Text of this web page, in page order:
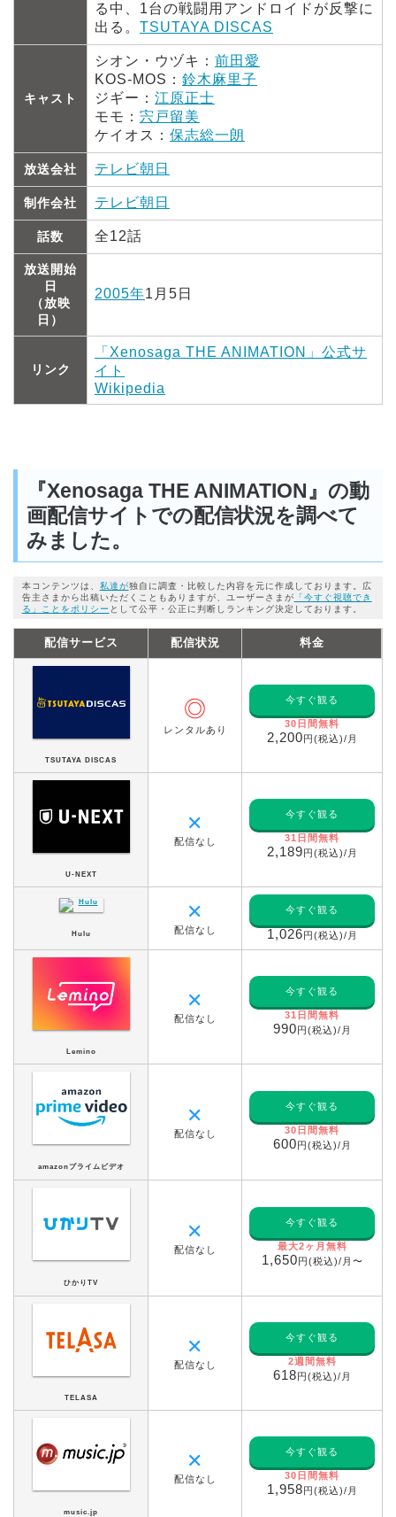
る中、1台の戦闘用アンドロイドが反撃に
出る。 TSUTAYA DISCAS
キャスト
シオン・ウヅキ： 前田愛
KOS-MOS： 鈴木麻里子
ジギー： 江原正士
モモ： 宍戸留美
ケイオス： 保志総一朗
放送会社 テレビ朝日
制作会社 テレビ朝日
話数 全12話
放送開始
日
（放映
日）
2005年1月5日
リンク
「Xenosaga THE ANIMATION」公式サ
イト
Wikipedia
『Xenosaga THE ANIMATION』の動
画配信サイトでの配信状況を調べて
みました。
本コンテンツは、 私達が独自に調査・比較した内容を元に作成しております。広
告主さまから出稿いただくこともありますが、ユーザーさまが 「今すぐ視聴でき
る」ことをポリシー として公平・公正に判断しランキング決定しております。
配信サービス 配信状況 料金
TSUTAYA DISCAS
◎
レンタルあり
今すぐ観る
30日間無料
2,200円(税込)/月
U-NEXT
✕
配信なし
今すぐ観る
31日間無料
2,189円(税込)/月
Hulu
✕
配信なし
今すぐ観る
1,026円(税込)/月
Lemino
✕
配信なし
今すぐ観る
31日間無料
990円(税込)/月
amazonプライムビデオ
✕
配信なし
今すぐ観る
30日間無料
600円(税込)/月
ひかりTV
✕
配信なし
今すぐ観る
最大2ヶ月無料
1,650円(税込)/月〜
TELASA
✕
配信なし
今すぐ観る
2週間無料
618円(税込)/月
music.jp
✕
配信なし
今すぐ観る
30日間無料
1,958円(税込)/月